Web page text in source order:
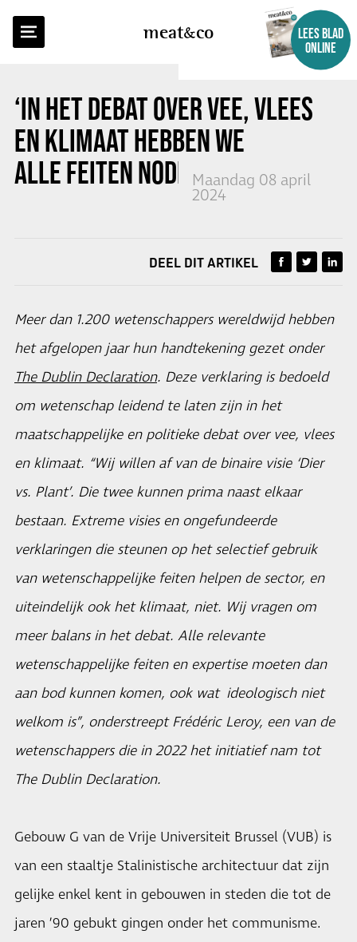
meatco
LEES BLAD
ONLINE
‘IN HET DEBAT OVER VEE, VLEES
EN KLIMAAT HEBBEN WE
ALLE FEITEN NODIG’Maandag 08 april
2024
TERUG NAAR OVERZICHT
DEEL DIT ARTIKEL
Meer dan 1.200 wetenschappers wereldwijd hebben
het afgelopen jaar hun handtekening gezet onder
The Dublin Declaration. Deze verklaring is bedoeld
om wetenschap leidend te laten zijn in het
maatschappelijke en politieke debat over vee, vlees
en klimaat. “Wij willen af van de binaire visie ‘Dier
vs. Plant’. Die twee kunnen prima naast elkaar
bestaan. Extreme visies en ongefundeerde
verklaringen die steunen op het selectief gebruik
van wetenschappelijke feiten helpen de sector, en
uiteindelijk ook het klimaat, niet. Wij vragen om
meer balans in het debat. Alle relevante
wetenschappelijke feiten en expertise moeten dan
aan bod kunnen komen, ook wat ideologisch niet
welkom is”, onderstreept Frédéric Leroy, een van de
wetenschappers die in 2022 het initiatief nam tot
The Dublin Declaration.
Gebouw G van de Vrije Universiteit Brussel (VUB) is
van een staaltje Stalinistische architectuur dat zijn
gelijke enkel kent in gebouwen in steden die tot de
jaren ’90 gebukt gingen onder het communisme.